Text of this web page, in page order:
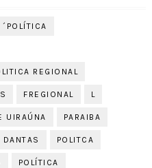
´POLÍTICA
REGIONAL
FREGIONAL L
UIRAÚNA PARAIBA
DANTAS POLITCA
POLÍTICA